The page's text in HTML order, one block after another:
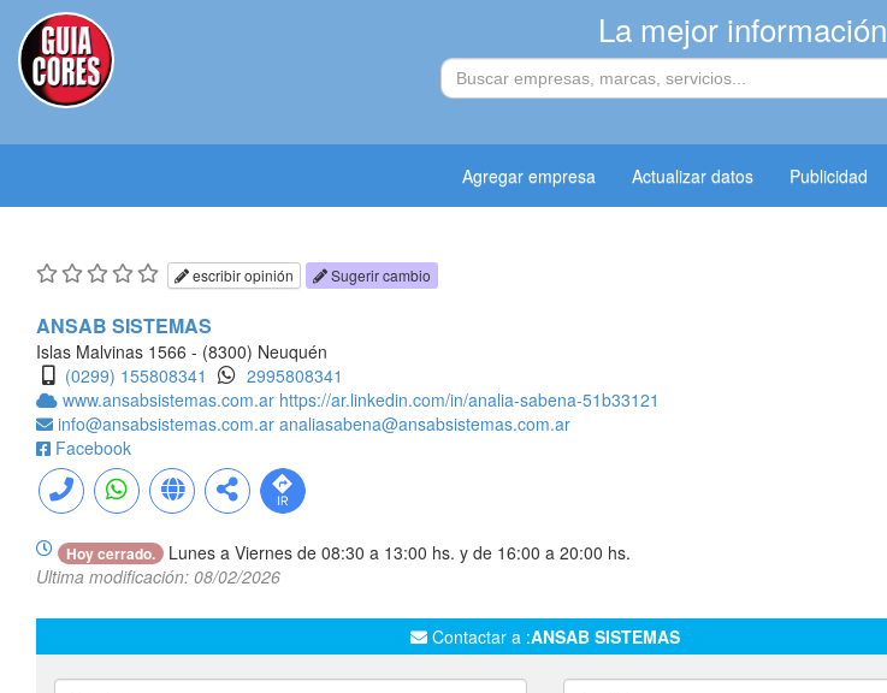
La mejor información
Agregar empresa Actualizar datos Publicidad
escribir opinión Sugerir cambio
ANSAB SISTEMAS
Islas Malvinas 1566 - (8300) Neuquén
(0299) 155808341
2995808341
www.ansabsistemas.com.ar https://ar.linkedin.com/in/analia-sabena-51b33121
info@ansabsistemas.com.ar analiasabena@ansabsistemas.com.ar
Facebook
Hoy cerrado.
Lunes a Viernes de 08:30 a 13:00 hs. y de 16:00 a 20:00 hs.
Ultima modificación: 08/02/2026
Contactar a :ANSAB SISTEMAS